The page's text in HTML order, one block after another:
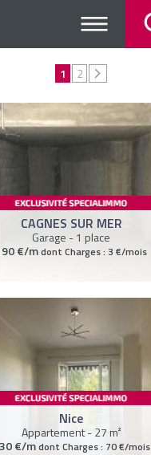
1 2
CAGNES SUR MER
Garage - 1 place
€/mdont Charges : 3 €/mois
Nice
Appartement - 27 m²
€/mdont Charges : 70 €/mois